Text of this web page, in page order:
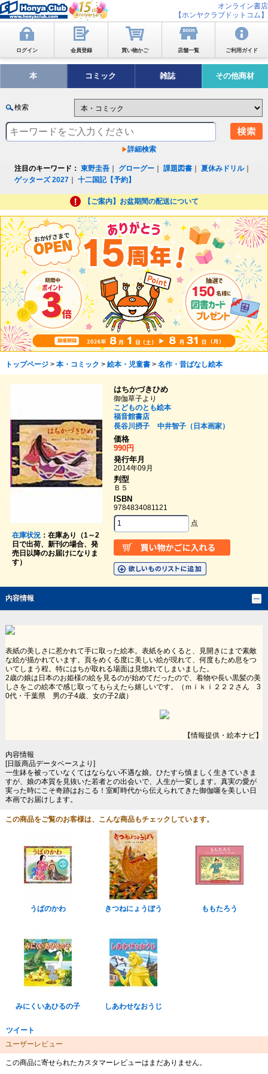
オンライン書店
【ホンヤクラブドットコム】
ログイン 会員登録 買い物かご 店舗一覧 ご利用ガイド
本 コミック 雑誌 その他商材
検索
詳細検索
注目のキーワード： 東野圭吾 グローグー ｜課題図書 ｜夏休みドリル｜
ゲッターズ 2027 ｜十二国記【予約】
【ご案内】お盆期間の配送について
トップページ> 本・コミック > 絵本・児童書> 名作・昔ばなし絵本
在庫状況：在庫あり（1～2
日で出荷、新刊の場合、発
売日以降のお届けになりま
す）
はちかづきひめ
御伽草子より
こどものとも絵本
福音館書店
長谷川摂子
中井智子（日本画家）
価格
990円
発行年月
2014年09月
判型
Ｂ５
ISBN
9784834081121
点
内容情報
表紙の美しさに惹かれて手に取った絵本。表紙をめくると、見開きにまで素敵
な絵が描かれています。頁をめくる度に美しい絵が現れて、何度もため息をつ
いてしまう程。特にはちが取れる場面は見惚れてしまいました。
2歳の娘は日本のお姫様の絵を見るのが始めてだったので、着物や長い黒髪の美
しさをこの絵本で感じ取ってもらえたら嬉しいです。（ｍｉｋｉ２２２さん 3
0代・千葉県 男の子4歳、女の子2歳）
【情報提供・絵本ナビ】
内容情報
[日販商品データベースより]
一生鉢を被っていなくてはならない不遇な娘。ひたすら慎ましく生きていきま
すが、娘の本質を見抜いた若者との出会いで、人生が一変します。真実の愛が
実った時にこそ奇跡はおこる！室町時代から伝えられてきた御伽噺を美しい日
本画でお届けします。
この商品をご覧のお客様は、こんな商品もチェックしています。
うばのかわ きつねにょうぼう ももたろう
みにくいあひるの子 しあわせなおうじ
ツイート
ユーザーレビュー
この商品に寄せられたカスタマーレビューはまだありません。